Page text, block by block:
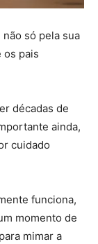
só pela sua
os pais
décadas de
ainda,
cuidado
funciona,
momento de
mimar a